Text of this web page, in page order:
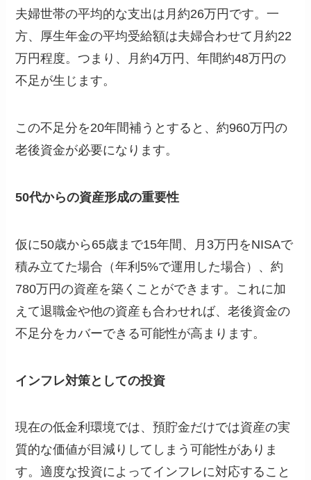
夫婦世帯の平均的な支出は月約26万円です。一
方、厚生年金の平均受給額は夫婦合わせて月約22
万円程度。つまり、月約4万円、年間約48万円の
不足が生じます。
この不足分を20年間補うとすると、約960万円の
老後資金が必要になります。
50代からの資産形成の重要性
仮に50歳から65歳まで15年間、月3万円をNISAで
積み立てた場合（年利5%で運用した場合）、約
780万円の資産を築くことができます。これに加
えて退職金や他の資産も合わせれば、老後資金の
不足分をカバーできる可能性が高まります。
インフレ対策としての投資
現在の低金利環境では、預貯金だけでは資産の実
質的な価値が目減りしてしまう可能性がありま
す。適度な投資によってインフレに対応すること